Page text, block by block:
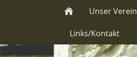
Unser Verein
Links/Kontakt